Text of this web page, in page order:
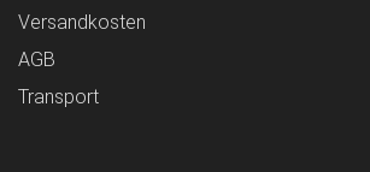
Versandkosten
AGB
Transport